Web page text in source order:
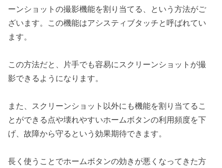
ーンショットの撮影機能を割り当てる、という方法がご
ざいます。この機能はアシスティブタッチと呼ばれてい
ます。
この方法だと、片手でも容易にスクリーンショットが撮
影できるようになります。
また、スクリーンショット以外にも機能を割り当てるこ
とができる点や壊れやすいホームボタンの利用頻度を下
げ、故障から守るという効果期待できます。
長く使うことでホームボタンの効きが悪くなってきた方